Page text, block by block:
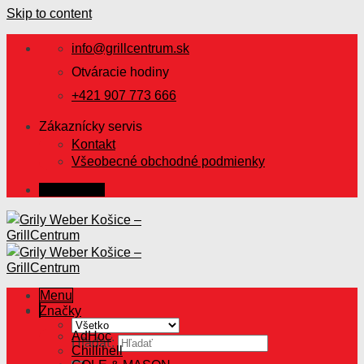
Skip to content
info@grillcentrum.sk
Otváracie hodiny
+421 907 773 666
Zákaznícky servis
Kontakt
Všeobecné obchodné podmienky
Menu
Hľadať:
Značky
AdHoc
Chillihell